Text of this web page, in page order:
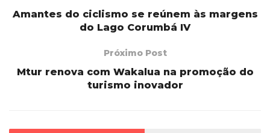
Amantes do ciclismo se reúnem às margens
do Lago Corumbá IV
Próximo Post
Mtur renova com Wakalua na promoção do
turismo inovador